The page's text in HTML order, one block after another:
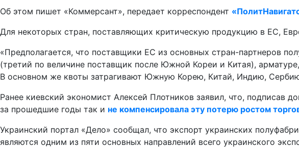
Об этом пишет «Коммерсант», передает корреспондент
Для некоторых стран, поставляющих критическую продукцию в ЕС,
«Предполагается, что поставщики ЕС из основных стран-партнеров
(третий по величине поставщик после Южной Кореи и Китая),
В основном же квоты затрагивают Южную Корею, Китай, Индию,
Ранее киевский экономист Алексей Плотников заявил, что, подписав
за прошедшие годы так и не компенсировала эту потерю ростом
Украинский портал «Дело» сообщал, что экспорт украинских
являются одним из пяти основных направлений всего украинского